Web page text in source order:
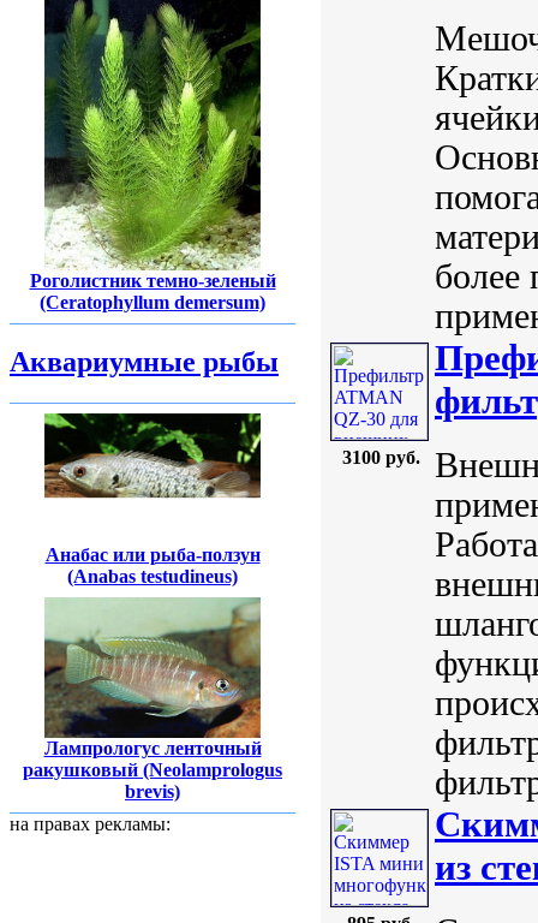
Роголистник темно-зеленый
(Ceratophyllum demersum)
Аквариумные рыбы
Анабас или рыба-ползун
(Anabas testudineus)
Лампрологус ленточный
ракушковый (Neolamprologus
brevis)
на правах рекламы:
более
3100 руб.
из